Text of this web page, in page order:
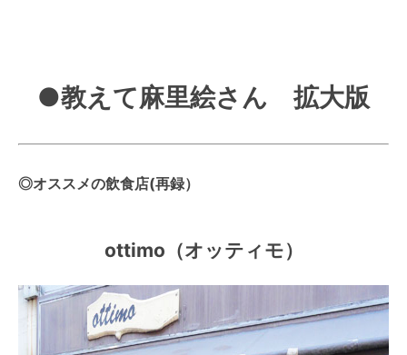
●教えて麻里絵さん 拡大版
◎オススメの飲食店(再録）
ottimo（オッティモ）